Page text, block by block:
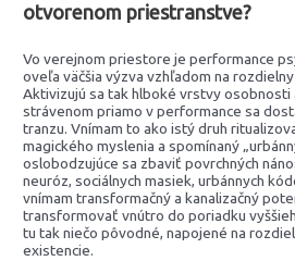
otvorenom priestranstve?
Vo verejnom priestore je performance
oveľa väčšia výzva vzhľadom na
Aktivizujú sa tak hlboké vrstvy osobnosti
strávenom priamo v performance sa
tranzu. Vnímam to ako istý druh
magického myslenia a spomínaný
oslobodzujúce sa zbaviť povrchných
neuróz, sociálnych masiek, urbánnych
vnímam transformačný a kanalizačný
transformovať vnútro do poriadku
tu tak niečo pôvodné, napojené na
existencie.